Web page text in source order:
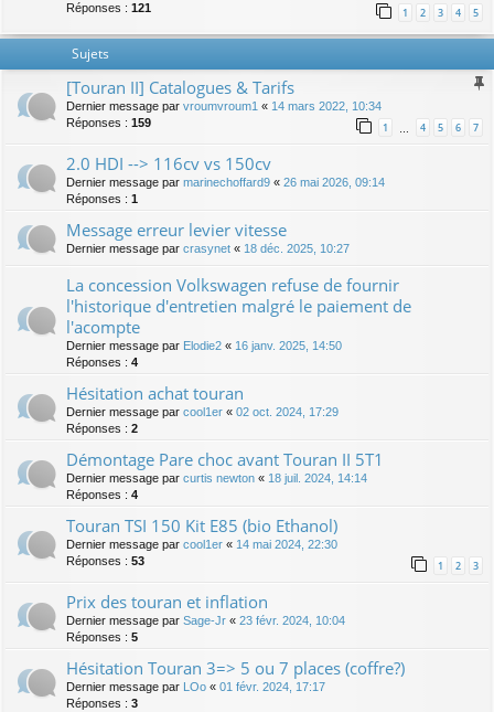
Réponses : 121 1 2 3 4 5
Sujets
[Touran II] Catalogues & Tarifs
Dernier message par vroumvroum1 « 14 mars 2022, 10:34
Réponses : 159 1 … 4 5 6 7
2.0 HDI --> 116cv vs 150cv
Dernier message par marinechoffard9 « 26 mai 2026, 09:14
Réponses : 1
Message erreur levier vitesse
Dernier message par crasynet « 18 déc. 2025, 10:27
La concession Volkswagen refuse de fournir
l'historique d'entretien malgré le paiement de
l'acompte
Dernier message par Elodie2 « 16 janv. 2025, 14:50
Réponses : 4
Hésitation achat touran
Dernier message par cool1er « 02 oct. 2024, 17:29
Réponses : 2
Démontage Pare choc avant Touran II 5T1
Dernier message par curtis newton « 18 juil. 2024, 14:14
Réponses : 4
Touran TSI 150 Kit E85 (bio Ethanol)
Dernier message par cool1er « 14 mai 2024, 22:30
Réponses : 53 1 2 3
Prix des touran et inflation
Dernier message par Sage-Jr « 23 févr. 2024, 10:04
Réponses : 5
Hésitation Touran 3=> 5 ou 7 places (coffre?)
Dernier message par LOo « 01 févr. 2024, 17:17
Réponses : 3